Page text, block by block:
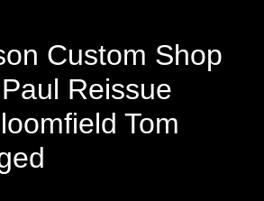
Custom Shop
Reissue
Tom